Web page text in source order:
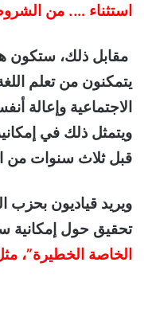
استثناء …. من
مقابل ذلك، ستكون
يتمكنون من تعلم
الاجتماعية وإعالة
ويتمثل ذلك في
قبل ثلاث سنوات من
ويريد قياديون بحزب
تحقيق حول
الخاصة الخطيرة”،